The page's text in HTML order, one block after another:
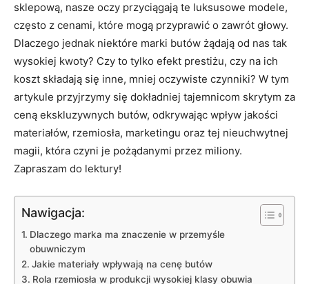
sklepową,⁢ nasze ⁣oczy⁤ przyciągają te‌ luksusowe modele,
często z cenami, ​które mogą przyprawić o zawrót ⁤głowy.
Dlaczego jednak niektóre marki⁢ butów żądają od nas tak
wysokiej ‌kwoty?‍ Czy to tylko ​efekt prestiżu,⁤ czy na ich
koszt składają się inne, mniej oczywiste ​czynniki?⁤ W tym
artykule ‌przyjrzymy się dokładniej tajemnicom skrytym ⁤za
ceną ‌ekskluzywnych ​butów, odkrywając wpływ⁣ jakości⁣
materiałów, rzemiosła,⁢ marketingu oraz tej nieuchwytnej
magii, która‍ czyni je pożądanymi‍ przez miliony.
⁣Zapraszam do lektury!
Nawigacja:
Dlaczego​ marka​ ma znaczenie ‌w przemyśle
obuwniczym
Jakie​ materiały⁤ wpływają ⁣na⁢ cenę butów
Rola rzemiosła w produkcji wysokiej klasy obuwia